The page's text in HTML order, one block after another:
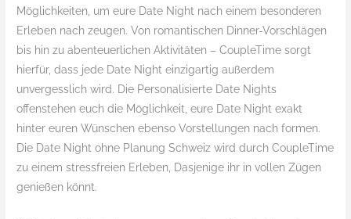
Möglichkeiten, um eure Date Night nach einem besonderen
Erleben nach zeugen. Von romantischen Dinner-Vorschlägen
bis hin zu abenteuerlichen Aktivitäten – CoupleTime sorgt
hierfür, dass jede Date Night einzigartig außerdem
unvergesslich wird. Die Personalisierte Date Nights
offenstehen euch die Möglichkeit, eure Date Night exakt
hinter euren Wünschen ebenso Vorstellungen nach formen.
Die Date Night ohne Planung Schweiz wird durch CoupleTime
zu einem stressfreien Erleben, Dasjenige ihr in vollen Zügen
genießen könnt.